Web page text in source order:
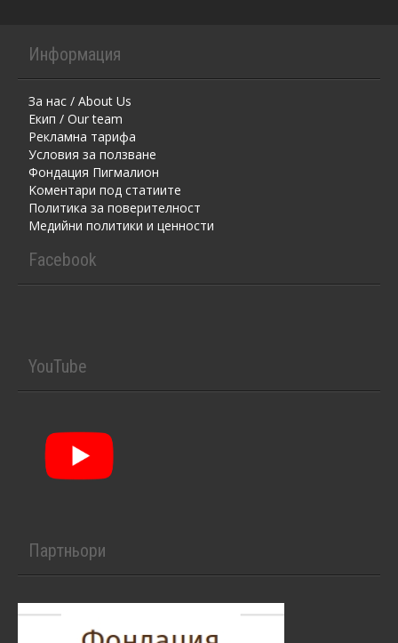
Информация
За нас / About Us
Екип / Our team
Рекламна тарифа
Условия за ползване
Фондация Пигмалион
Kоментaри под статиите
Политика за поверителност
Медийни политики и ценности
Facebook
YouTube
Партньори